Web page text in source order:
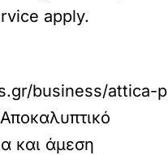
apply.
business/
και άμεση